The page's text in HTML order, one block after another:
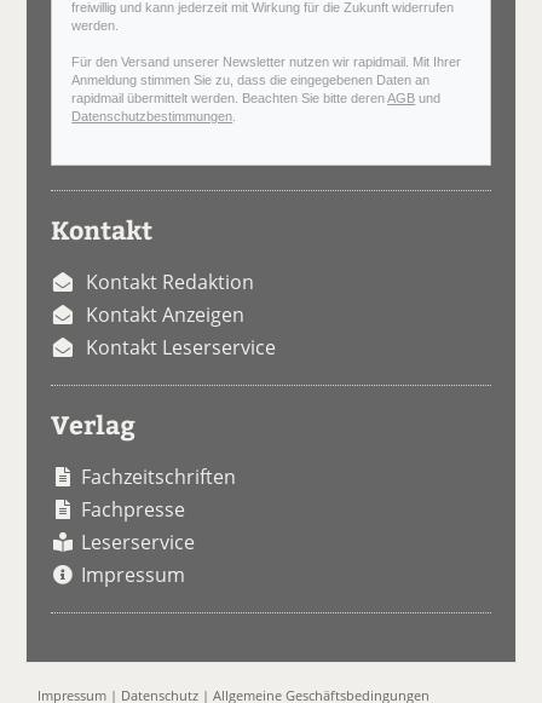
freiwillig und kann jederzeit mit Wirkung für die Zukunft widerrufen
werden.
Für den Versand unserer Newsletter nutzen wir rapidmail. Mit Ihrer
Anmeldung stimmen Sie zu, dass die eingegebenen Daten an
rapidmail übermittelt werden. Beachten Sie bitte derenAGB und
Datenschutzbestimmungen
Kontakt
Kontakt Redaktion
Kontakt Anzeigen
Kontakt Leserservice
Verlag
Fachzeitschriften
Fachpresse
Leserservice
Impressum
Impressum | Datenschutz |Allgemeine Geschäftsbedingungen